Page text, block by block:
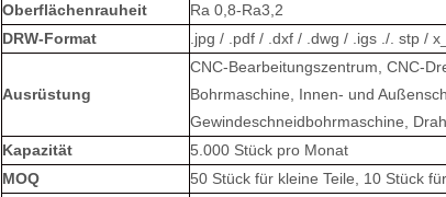
Oberflächenrauheit
Ra 0,8-Ra3,2
DRW-Format
.jpg / .pdf / .dxf / .dwg / .igs ./. stp /
Ausrüstung
CNC-Bearbeitungszentrum, CNC-
Bohrmaschine, Innen- und
Gewindeschneidbohrmaschine,
Kapazität
5.000 Stück pro Monat
MOQ
50 Stück für kleine Teile, 10 Stück